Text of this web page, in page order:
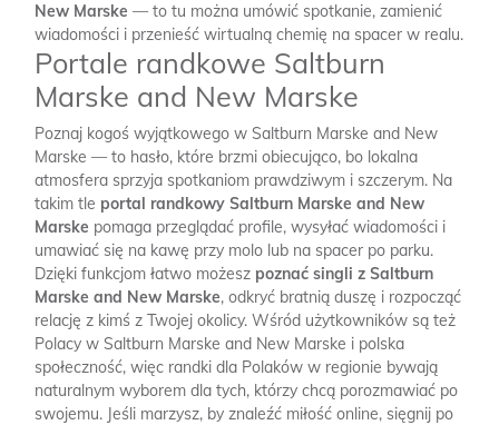
New Marske — to tu można umówić spotkanie, zamienić
wiadomości i przenieść wirtualną chemię na spacer w realu.
Portale randkowe Saltburn
Marske and New Marske
Poznaj kogoś wyjątkowego w Saltburn Marske and New
Marske — to hasło, które brzmi obiecująco, bo lokalna
atmosfera sprzyja spotkaniom prawdziwym i szczerym. Na
takim tle portal randkowy Saltburn Marske and New
Marske pomaga przeglądać profile, wysyłać wiadomości i
umawiać się na kawę przy molo lub na spacer po parku.
Dzięki funkcjom łatwo możesz poznać singli z Saltburn
Marske and New Marske, odkryć bratnią duszę i rozpocząć
relację z kimś z Twojej okolicy. Wśród użytkowników są też
Polacy w Saltburn Marske and New Marske i polska
społeczność, więc randki dla Polaków w regionie bywają
naturalnym wyborem dla tych, którzy chcą porozmawiać po
swojemu. Jeśli marzysz, by znaleźć miłość online, sięgnij po